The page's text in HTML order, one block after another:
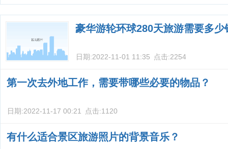
豪华游轮环球280天旅游需要多少
日期:2022-11-01 11:35 点击:2254
第一次去外地工作，需要带哪些必要的物品？
日期:2022-11-17 00:21 点击:1120
有什么适合景区旅游照片的背景音乐？